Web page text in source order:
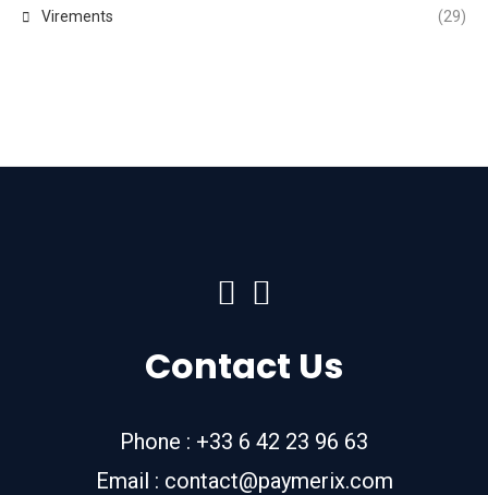
Virements (29)
Contact Us
Phone : +33 6 42 23 96 63
Email : contact@paymerix.com